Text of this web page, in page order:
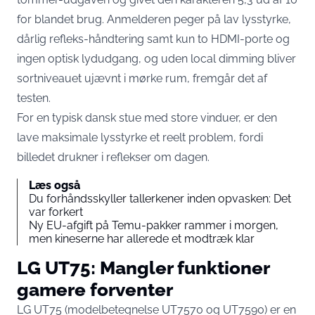
for blandet brug. Anmelderen peger på lav lysstyrke,
dårlig refleks-håndtering samt kun to HDMI-porte og
ingen optisk lydudgang, og uden local dimming bliver
sortniveauet ujævnt i mørke rum, fremgår det af
testen.
For en typisk dansk stue med store vinduer, er den
lave maksimale lysstyrke et reelt problem, fordi
billedet drukner i reflekser om dagen.
Læs også
Du forhåndsskyller tallerkener inden opvasken: Det
var forkert
Ny EU-afgift på Temu-pakker rammer i morgen,
men kineserne har allerede et modtræk klar
LG UT75: Mangler funktioner
gamere forventer
LG UT75 (modelbetegnelse UT7570 og UT7590) er en